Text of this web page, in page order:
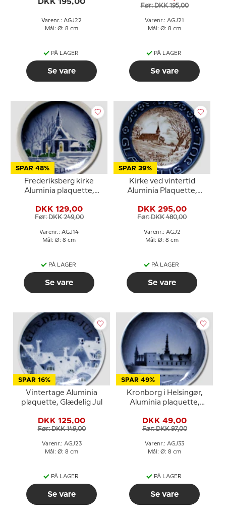
Varenr.: AGJ22
Mål: Ø: 8 cm
PÅ LAGER
Se vare
Før: DKK 195,00
Varenr.: AGJ21
Mål: Ø: 8 cm
PÅ LAGER
Se vare
SPAR 48%
Frederiksberg kirke
Aluminia plaquette,
DKK 129,00
Før: DKK 249,00
Varenr.: AGJ14
Mål: Ø: 8 cm
PÅ LAGER
Se vare
SPAR 39%
Kirke ved vintertid
Aluminia Plaquette,
DKK 295,00
Før: DKK 480,00
Varenr.: AGJ2
Mål: Ø: 8 cm
PÅ LAGER
Se vare
SPAR 16%
Vintertage Aluminia
plaquette, Glædelig Jul
DKK 125,00
Før: DKK 149,00
Varenr.: AGJ23
Mål: Ø: 8 cm
PÅ LAGER
Se vare
SPAR 49%
Kronborg i Helsingør,
Aluminia plaquette,
DKK 49,00
Før: DKK 97,00
Varenr.: AGJ33
Mål: Ø: 8 cm
PÅ LAGER
Se vare